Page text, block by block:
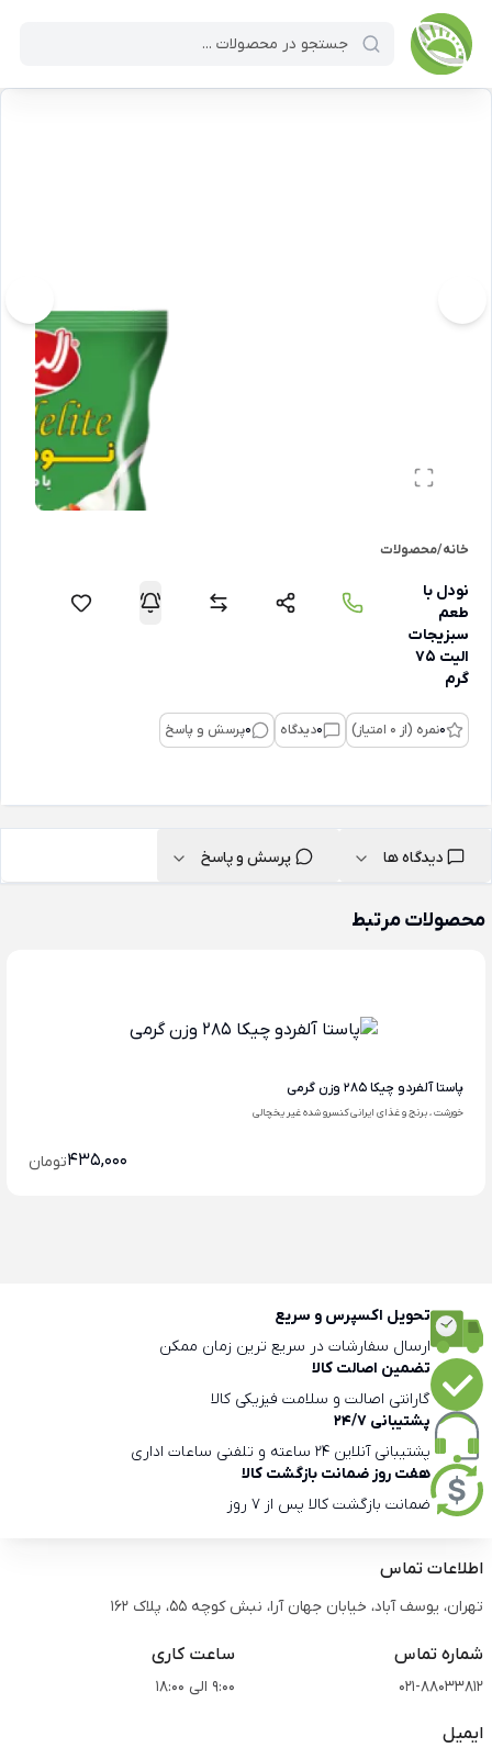
خانه/محصولات
نودل با
طعم
سبزیجات
الیت 75
گرم
0نمره (از 0 امتیاز) 0دیدگاه 0پرسش و پاسخ
دیدگاه ها پرسش و پاسخ
محصولات مرتبط
پاستا آلفردو چیکا 285 وزن گرمی
خورشت ، برنج و غذای ایرانی کنسرو شده غیر یخچالی
435,000تومان
تحویل اکسپرس و سریع
ارسال سفارشات در سریع ترین زمان ممکن
تضمین اصالت کالا
گارانتی اصالت و سلامت فیزیکی کالا
پشتیبانی 24/7
پشتیبانی آنلاین 24 ساعته و تلفنی ساعات اداری
هفت روز ضمانت بازگشت کالا
ضمانت بازگشت کالا پس از 7 روز
اطلاعات تماس
تهران، یوسف آباد، خیابان جهان آرا، نبش کوچه 55، پلاک 162
شماره تماس
021-88033812
ساعت کاری
9:00 الی 18:00
ایمیل